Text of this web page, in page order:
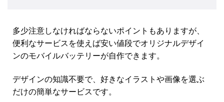
多少注意しなければならないポイントもありますが、
便利なサービスを使えば安い値段でオリジナルデザイ
ンのモバイルバッテリーが自作できます。
デザインの知識不要で、好きなイラストや画像を選ぶ
だけの簡単なサービスです。